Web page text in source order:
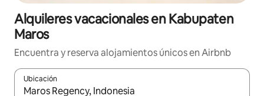
Alquileres vacacionales en Kabupaten
Maros
Encuentra y reserva alojamientos únicos en Airbnb
Ubicación
Cuando los resultados estén disponibles, navega con las